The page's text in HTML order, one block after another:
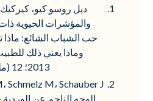
ديل روسو كيو،
والمؤشرات الحيوية
حب الشباب الشائع: ماذا
2013؛ 12 (ملحق 8): s109-s115.
الوجه الناجم عن